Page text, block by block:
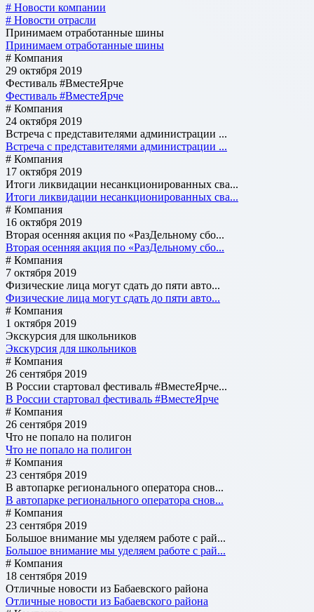
# Новости компании
# Новости отрасли
Принимаем отработанные шины
Принимаем отработанные шины
# Компания
29 октября 2019
Фестиваль #ВместеЯрче
Фестиваль #ВместеЯрче
# Компания
24 октября 2019
Встреча с представителями администрации ...
Встреча с представителями администрации ...
# Компания
17 октября 2019
Итоги ликвидации несанкционированных сва...
Итоги ликвидации несанкционированных сва...
# Компания
16 октября 2019
Вторая осенняя акция по «РазДельному сбо...
Вторая осенняя акция по «РазДельному сбо...
# Компания
7 октября 2019
Физические лица могут сдать до пяти авто...
Физические лица могут сдать до пяти авто...
# Компания
1 октября 2019
Экскурсия для школьников
Экскурсия для школьников
# Компания
26 сентября 2019
В России стартовал фестиваль #ВместеЯрче...
В России стартовал фестиваль #ВместеЯрче
# Компания
26 сентября 2019
Что не попало на полигон
Что не попало на полигон
# Компания
23 сентября 2019
В автопарке регионального оператора снов...
В автопарке регионального оператора снов...
# Компания
23 сентября 2019
Большое внимание мы уделяем работе с рай...
Большое внимание мы уделяем работе с рай...
# Компания
18 сентября 2019
Отличные новости из Бабаевского района
Отличные новости из Бабаевского района